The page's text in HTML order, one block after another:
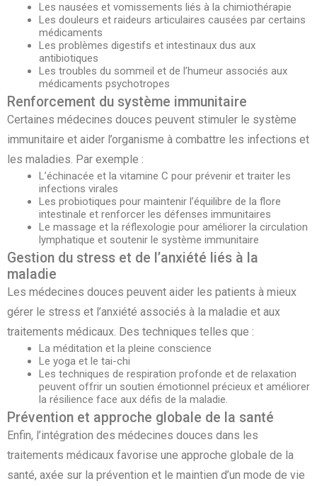
Les nausées et vomissements liés à la chimiothérapie
Les douleurs et raideurs articulaires causées par certains
médicaments
Les problèmes digestifs et intestinaux dus aux
antibiotiques
Les troubles du sommeil et de l’humeur associés aux
médicaments psychotropes
Renforcement du système immunitaire
Certaines médecines douces peuvent stimuler le système
immunitaire et aider l’organisme à combattre les infections et
les maladies. Par exemple :
L’échinacée et la vitamine C pour prévenir et traiter les
infections virales
Les probiotiques pour maintenir l’équilibre de la flore
intestinale et renforcer les défenses immunitaires
Le massage et la réflexologie pour améliorer la circulation
lymphatique et soutenir le système immunitaire
Gestion du stress et de l’anxiété liés à la
maladie
Les médecines douces peuvent aider les patients à mieux
gérer le stress et l’anxiété associés à la maladie et aux
traitements médicaux. Des techniques telles que :
La méditation et la pleine conscience
Le yoga et le tai-chi
Les techniques de respiration profonde et de relaxation
peuvent offrir un soutien émotionnel précieux et améliorer
la résilience face aux défis de la maladie.
Prévention et approche globale de la santé
Enfin, l’intégration des médecines douces dans les
traitements médicaux favorise une approche globale de la
santé, axée sur la prévention et le maintien d’un mode de vie